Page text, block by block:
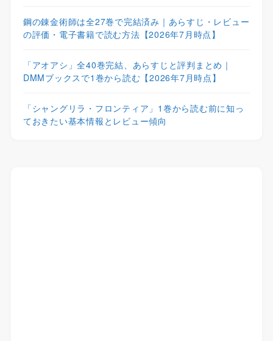
鋼の錬金術師は全27巻で完結済み｜あらすじ・レビュー
の評価・電子書籍で読む方法【2026年7月時点】
「アオアシ」全40巻完結、あらすじと評判まとめ｜
DMMブックスで1巻から読む【2026年7月時点】
「シャングリラ・フロンティア」1巻から読む前に知っ
ておきたい基本情報とレビュー傾向